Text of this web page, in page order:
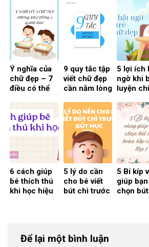
Sánh Digital
và Truyền
Thống Theo
Phong Cách
2025
Ý nghĩa của
chữ đẹp – 7
điều có thể
9 quy tắc tập
viết chữ đẹp
cần nằm lòng
chữ chuẩn,
nét đều và
đẹp hơn mỗi
ngày
5 lợi ích
ngờ khi
luyện
Bí quyết
mẹ nên
6 cách giúp
bé thích thú
khi học hiệu
5 lý do cần
cho bé viết
bút chì trước
5 Bí kíp
giúp bạn
chọn
Để lại một bình luận